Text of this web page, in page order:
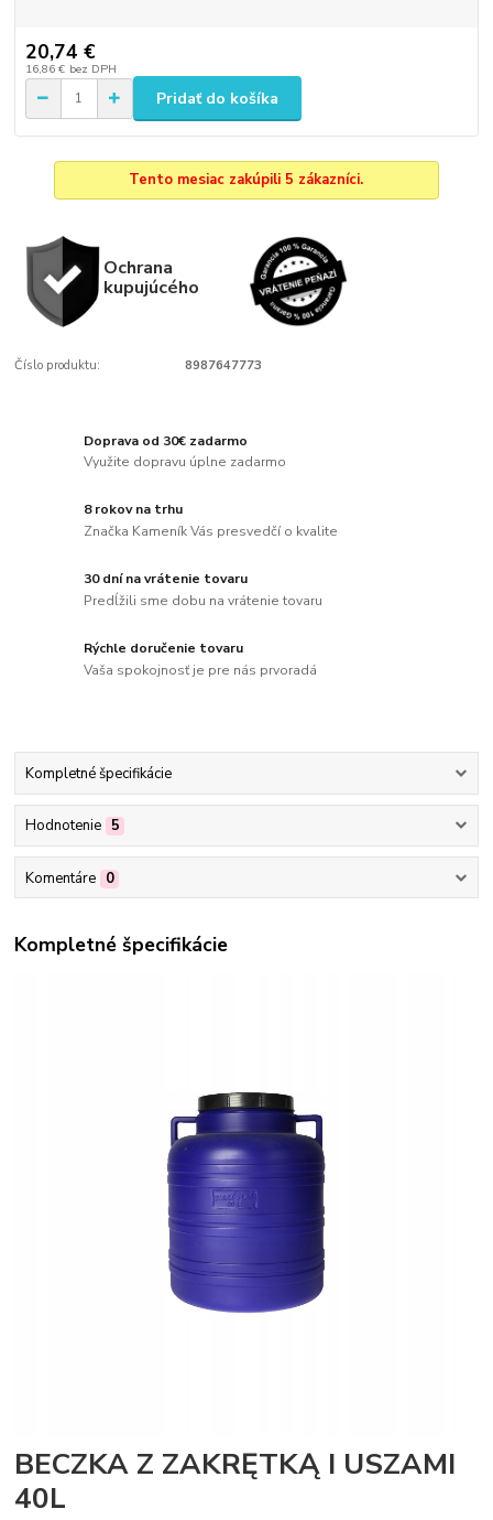
20,74 €
16,86 € bez DPH
Pridať do košíka
Tento mesiac zakúpili 5 zákazníci.
Ochrana
kupujúcého
Číslo produktu: 8987647773
Doprava od 30€ zadarmo
Využite dopravu úplne zadarmo
8 rokov na trhu
Značka Kameník Vás presvedčí o kvalite
30 dní na vrátenie tovaru
Predĺžili sme dobu na vrátenie tovaru
Rýchle doručenie tovaru
Vaša spokojnosť je pre nás prvoradá
Kompletné špecifikácie
Hodnotenie 5
Komentáre 0
Kompletné špecifikácie
BECZKA Z ZAKRĘTKĄ I USZAMI
40L